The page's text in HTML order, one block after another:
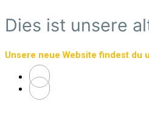
Zum
Hauptinhalt
Dies ist unsere
Unsere neue Website findest du